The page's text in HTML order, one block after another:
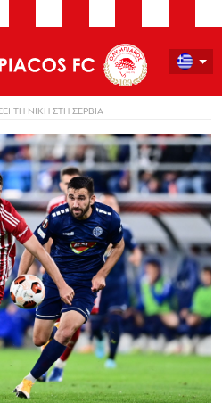
ΤΗ ΝΙΚΗ ΣΤΗ ΣΕΡΒΙΑ